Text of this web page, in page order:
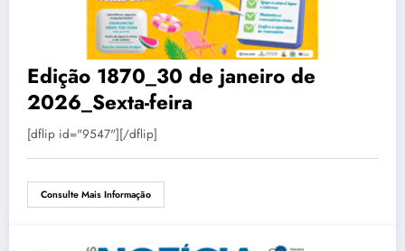
Edição 1870_30 de janeiro de
2026_Sexta-feira
[dflip id="9547"][/dflip]
Consulte Mais Informação